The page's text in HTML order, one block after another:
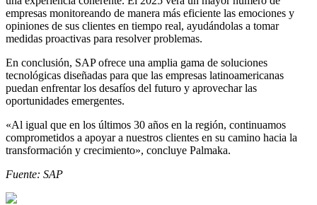
empresas monitoreando de manera más eficiente las emociones y
opiniones de sus clientes en tiempo real, ayudándolas a tomar
medidas proactivas para resolver problemas.
En conclusión, SAP ofrece una amplia gama de soluciones
tecnológicas diseñadas para que las empresas latinoamericanas
puedan enfrentar los desafíos del futuro y aprovechar las
oportunidades emergentes.
«Al igual que en los últimos 30 años en la región, continuamos
comprometidos a apoyar a nuestros clientes en su camino hacia la
transformación y crecimiento», concluye Palmaka.
Fuente: SAP